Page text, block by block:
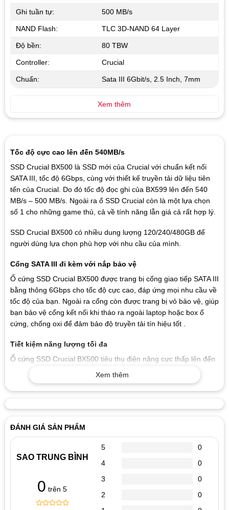
Tốc độ cực cao lên đến 540MB/s
SSD Crucial BX500 là SSD mới của Crucial với chuẩn kết nối
SATA III, tốc độ 6Gbps, cùng với thiết kế truyền tải dữ liệu tiên
tến của Crucial. Do đó tốc độ đọc ghi của BX599 lên đến 540
MB/s – 500 MB/s. Ngoài ra ổ SSD Crucial còn là một lựa chọn
số 1 cho những game thủ, cả về tính năng lẫn giá cả rất hợp lý.
SSD Crucial BX500 có nhiều dung lượng 120/240/480GB để
người dùng lựa chọn phù hợp với nhu cầu của mình.
Cổng SATA III đi kèm với nắp bảo vệ
Ổ cứng SSD Crucial BX500 được trang bị cổng giao tiếp SATA III
bằng thông 6Gbps cho tốc độ cực cao, đáp ứng mọi nhu cầu về
tốc độ của bạn. Ngoài ra cổng còn được trang bị vỏ bảo vệ, giúp
bạn bảo vệ cổng kết nối khi tháo ra ngoài laptop hoặc box ổ
cứng, chống oxi để đảm bảo độ truyền tải tín hiệu tốt .
Tiết kiệm năng lượng tối đa
Ổ cứng SSD Crucial BX500 tiêu thụ điện năng cực thấp lên đến
95% so với ổ cứng HDD, giúp kéo dài thời gian sử dụng pin của
laptop.
tại Boise, Idaho, sản xuất nhiều loại thiết bị bán dẫn, bao gồm
cả bộ nhớ RAM, bộ nhớ Flash, và ổ đĩa SSD. Sản phẩm tiêu
dùng của Micron được bán trên thị trường dưới nhãn hiệu
Crucial Technology. Micron hợp tác cùng Intel tạo ra công nghệ
Technology cũng được xếp hạng trong Top 5 các công ty sản
xuất bán dẫn lớn trên thế giới
Xem thêm
ĐÁNH GIÁ SẢN PHẨM
SAO TRUNG BÌNH
0 trên 5
5
0
4
0
3
0
2
0
Ghi tuần tự: 500 MB/s
NAND Flash: TLC 3D-NAND 64 Layer
Độ bền: 80 TBW
Controller: Crucial
Chuẩn: Sata III 6Gbit/s, 2.5 Inch, 7mm
Xem thêm